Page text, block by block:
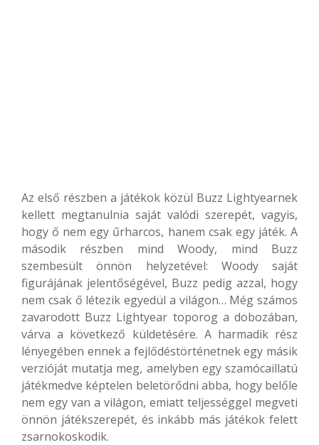
Az első részben a játékok közül Buzz Lightyearnek
kellett megtanulnia saját valódi szerepét, vagyis,
hogy ő nem egy űrharcos, hanem csak egy játék. A
második részben mind Woody, mind Buzz
szembesült önnön helyzetével: Woody saját
figurájának jelentőségével, Buzz pedig azzal, hogy
nem csak ő létezik egyedül a világon… Még számos
zavarodott Buzz Lightyear toporog a dobozában,
várva a következő küldetésére. A harmadik rész
lényegében ennek a fejlődéstörténetnek egy másik
verzióját mutatja meg, amelyben egy szamócaillatú
játékmedve képtelen beletörődni abba, hogy belőle
nem egy van a világon, emiatt teljességgel megveti
önnön játékszerepét, és inkább más játékok felett
zsarnokoskodik.